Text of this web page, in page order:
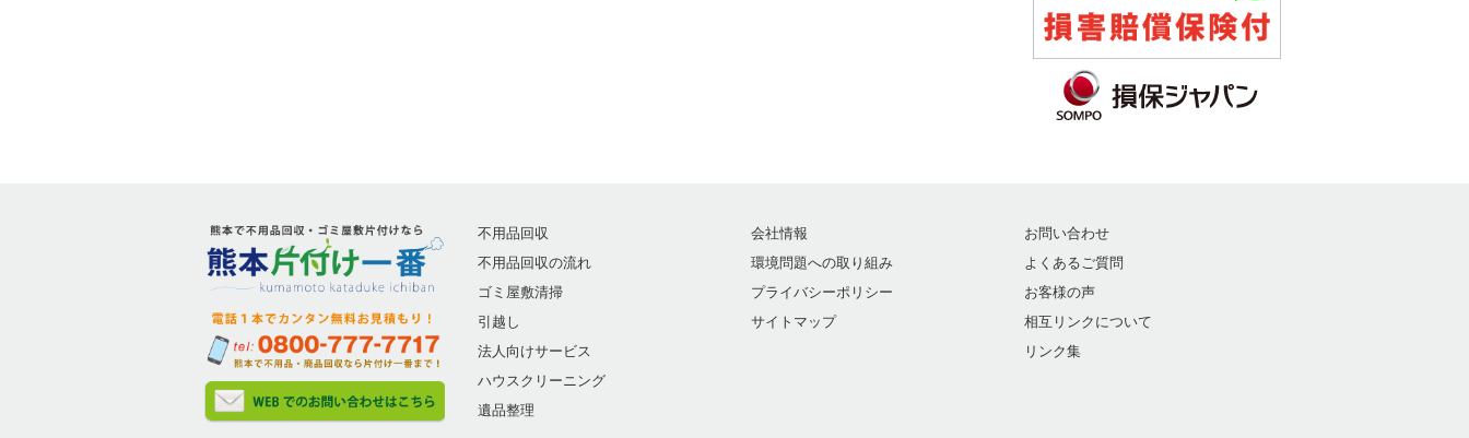
不用品回収
不用品回収の流れ
ゴミ屋敷清掃
引越し
法人向けサービス
ハウスクリーニング
遺品整理
会社情報
環境問題への取り組み
プライバシーポリシー
サイトマップ
お問い合わせ
よくあるご質問
お客様の声
相互リンクについて
リンク集